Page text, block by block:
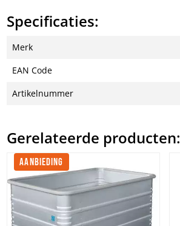
Specificaties:
Merk
EAN Code
Artikelnummer
Gerelateerde producten:
AANBIEDING